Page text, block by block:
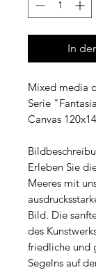
In
Mixed media
Serie
Canvas
Erleben Sie
Meeres mit
Bild. Die
des
friedliche und
Segelns auf